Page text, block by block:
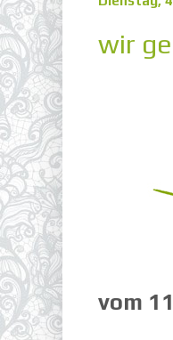
wir
vom